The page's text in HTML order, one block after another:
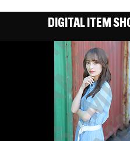
DIGITAL ITEM